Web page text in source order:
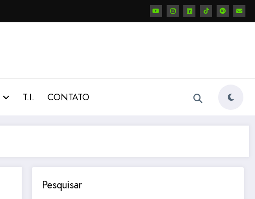
T.I. CONTATO
Pesquisar